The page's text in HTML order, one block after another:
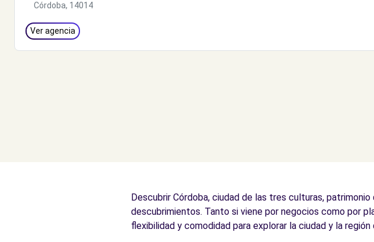
Córdoba, 14014
Ver agencia
Descubrir Córdoba, ciudad de las tres culturas,
descubrimientos. Tanto si viene por negocios como por
flexibilidad y comodidad para explorar la ciudad y la